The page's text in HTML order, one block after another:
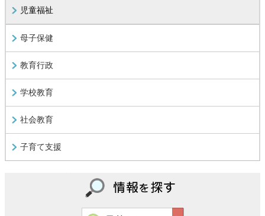
児童福祉
母子保健
教育行政
学校教育
社会教育
子育て支援